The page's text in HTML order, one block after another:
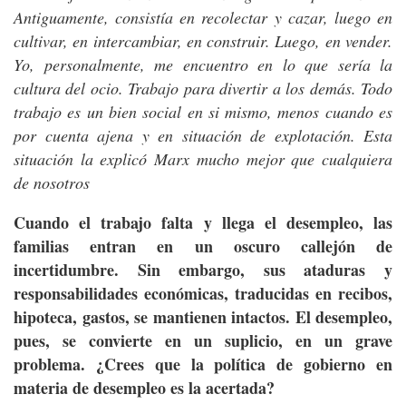
Antiguamente, consistía en recolectar y cazar, luego en
cultivar, en intercambiar, en construir. Luego, en vender.
Yo, personalmente, me encuentro en lo que sería la
cultura del ocio. Trabajo para divertir a los demás. Todo
trabajo es un bien social en si mismo, menos cuando es
por cuenta ajena y en situación de explotación. Esta
situación la explicó Marx mucho mejor que cualquiera
de nosotros
Cuando el trabajo falta y llega el desempleo, las
familias entran en un oscuro callejón de
incertidumbre. Sin embargo, sus ataduras y
responsabilidades económicas, traducidas en recibos,
hipoteca, gastos, se mantienen intactos. El desempleo,
pues, se convierte en un suplicio, en un grave
problema. ¿Crees que la política de gobierno en
materia de desempleo es la acertada?